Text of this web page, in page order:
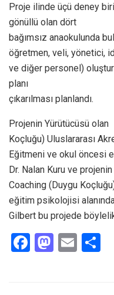
Proje ilinde üçü deney
gönüllü olan dört
bağımsız anaokulunda
öğretmen, veli, yönetici,
ve diğer personel)
planı
çıkarılması planlandı.
Projenin Yürütücüsü
Koçluğu) Uluslararası
Eğitmeni ve okul öncesi
Dr. Nalan Kuru ve
Coaching (Duygu
eğitim psikolojisi
Gilbert bu projede
F
M E